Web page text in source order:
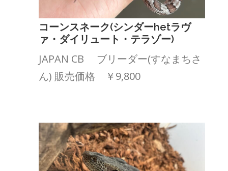
コーンスネーク(シンダーhetラヴ
ァ・ダイリュート・テラゾー)
JAPAN CB ブリーダー(すなまちさ
ん) 販売価格 ￥9,800